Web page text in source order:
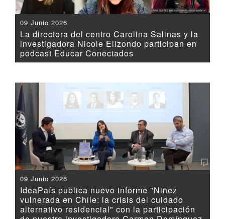
09 Junio 2026
La directora del centro Carolina Salinas y la
investigadora Nicole Elizondo participan en
podcast Educar Conectados
09 Junio 2026
IdeaPaís publica nuevo informe "Niñez
vulnerada en Chile: la crisis del cuidado
alternativo residencial" con la participación